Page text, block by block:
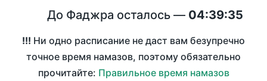
До Фаджра осталось — 04:39:35
!!! Ни одно расписание не даст вам безупречно
точное время намазов, поэтому обязательно
прочитайте: Правильное время намазов